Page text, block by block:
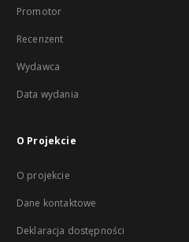
Promotor
Recenzent
Wydawca
Data wydania
O Projekcie
O projekcie
Dane kontaktowe
Deklaracja dostępności